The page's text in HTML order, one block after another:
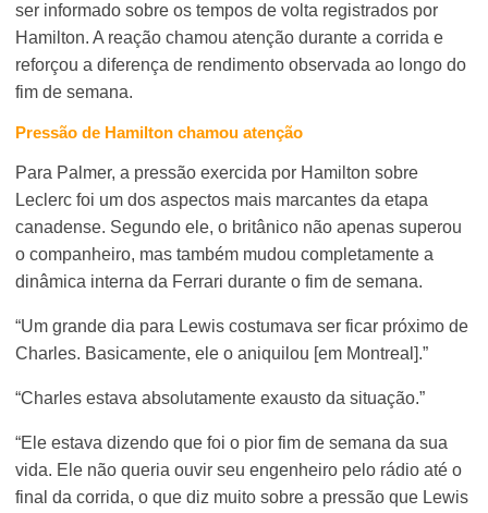
ser informado sobre os tempos de volta registrados por
Hamilton. A reação chamou atenção durante a corrida e
reforçou a diferença de rendimento observada ao longo do
fim de semana.
Pressão de Hamilton chamou atenção
Para Palmer, a pressão exercida por Hamilton sobre
Leclerc foi um dos aspectos mais marcantes da etapa
canadense. Segundo ele, o britânico não apenas superou
o companheiro, mas também mudou completamente a
dinâmica interna da Ferrari durante o fim de semana.
“Um grande dia para Lewis costumava ser ficar próximo de
Charles. Basicamente, ele o aniquilou [em Montreal] .”
“Charles estava absolutamente exausto da situação.”
“Ele estava dizendo que foi o pior fim de semana da sua
vida. Ele não queria ouvir seu engenheiro pelo rádio até o
final da corrida, o que diz muito sobre a pressão que Lewis